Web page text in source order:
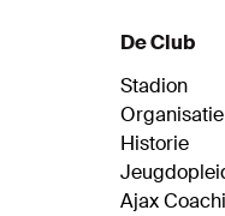
De Club
Stadion
Organisatie
Historie
Ajax